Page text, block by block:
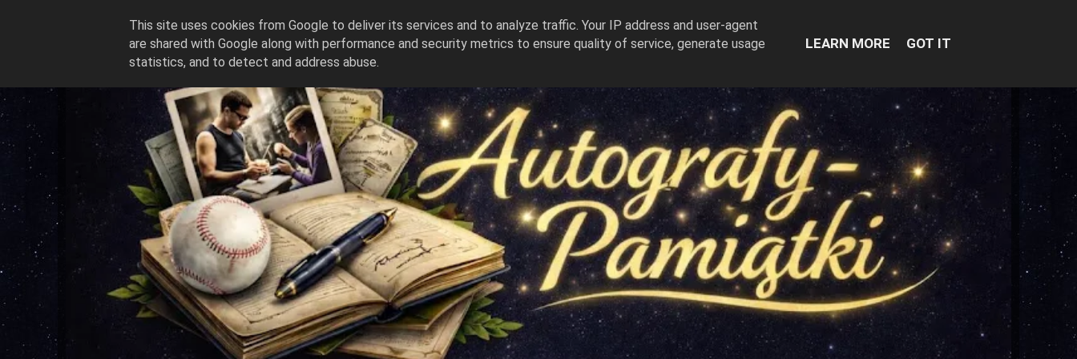
This site uses cookies from Google to deliver its services and to analyze traffic. Your IP address and user-agent
are shared with Google along with performance and security metrics to ensure quality of service, generate usage
statistics, and to detect and address abuse.
LEARN MORE GOT IT